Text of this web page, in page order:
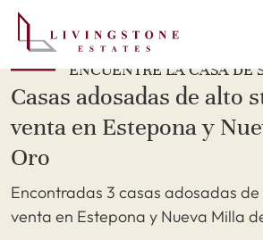
ENCUENTRE LA CASA DE
Casas adosadas de alto
venta en Estepona y
Oro
Encontradas 3 casas adosadas
venta en Estepona y Nueva Milla